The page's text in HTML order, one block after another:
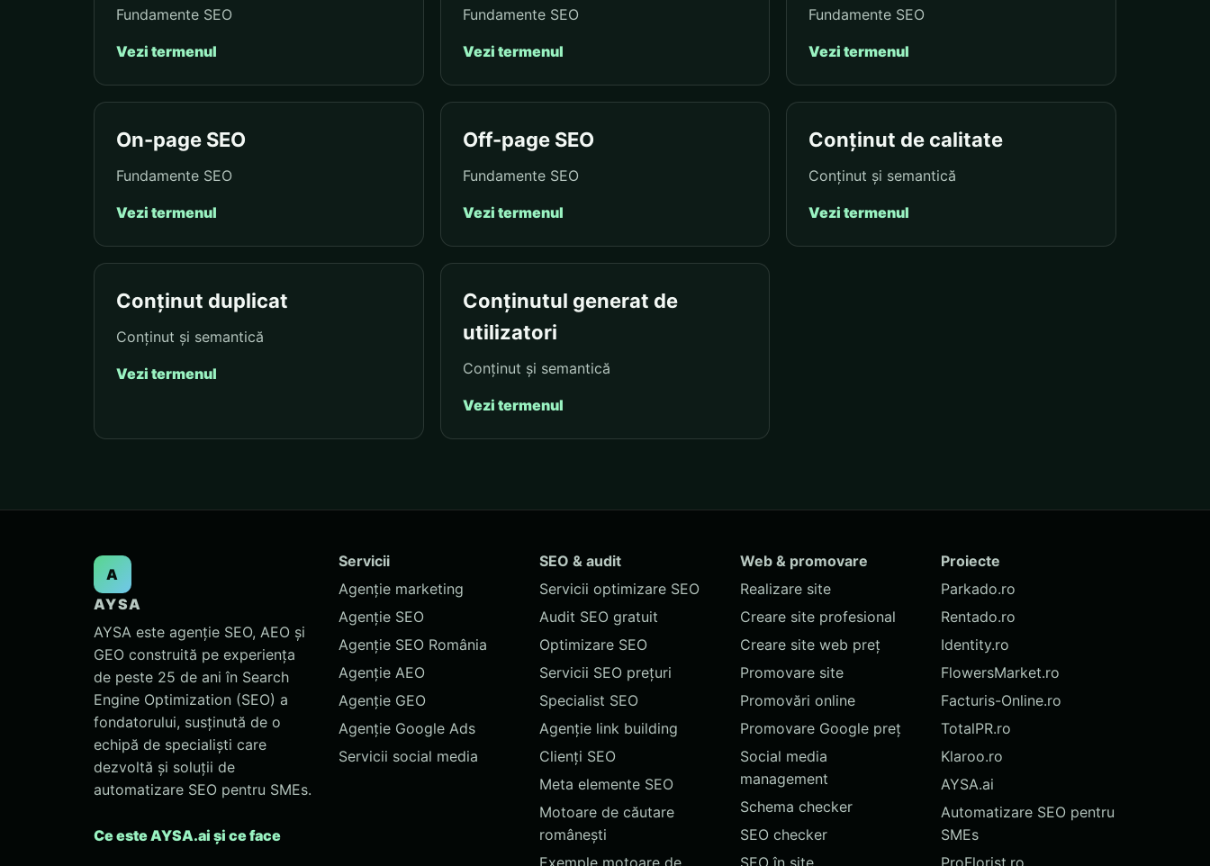
Fundamente SEO
Vezi termenul
Fundamente SEO
Vezi termenul
Fundamente SEO
Vezi termenul
On-page SEO
Fundamente SEO
Vezi termenul
Off-page SEO
Fundamente SEO
Vezi termenul
Conținut de calitate
Conținut și semantică
Vezi termenul
Conținut duplicat
Conținut și semantică
Vezi termenul
Conținutul generat de
utilizatori
Conținut și semantică
Vezi termenul
A
AYSA
AYSA este agenție SEO, AEO și
GEO construită pe experiența
de peste 25 de ani în Search
Engine Optimization (SEO) a
fondatorului, susținută de o
echipă de specialiști care
dezvoltă și soluții de
automatizare SEO pentru SMEs.
Ce este AYSA.ai și ce face
Servicii
Agenție marketing
Agenție SEO
Agenție SEO România
Agenție AEO
Agenție GEO
Agenție Google Ads
Servicii social media
SEO & audit
Servicii optimizare SEO
Audit SEO gratuit
Optimizare SEO
Servicii SEO prețuri
Specialist SEO
Agenție link building
Clienți SEO
Meta elemente SEO
Motoare de căutare
românești
Web & promovare
Realizare site
Creare site profesional
Creare site web preț
Promovare site
Promovări online
Promovare Google preț
Social media
management
Schema checker
SEO checker
Proiecte
Parkado.ro
Rentado.ro
Identity.ro
FlowersMarket.ro
Facturis-Online.ro
TotalPR.ro
Klaroo.ro
AYSA.ai
Automatizare SEO pentru
SMEs